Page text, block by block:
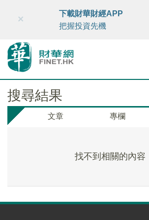
財華智庫網 FINTV FINMETA
×
下載財華財經APP
把握投資先機
搜尋結果
文章 專欄
找不到相關的內容